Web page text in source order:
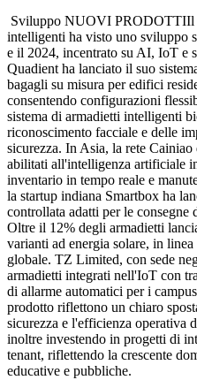
Sviluppo NUOVI PRODOTTIIl
intelligenti ha visto uno sviluppo
e il 2024, incentrato su AI, IoT e
Quadient ha lanciato il suo
bagagli su misura per edifici
consentendo configurazioni
sistema di armadietti intelligenti
riconoscimento facciale e delle
sicurezza. In Asia, la rete
abilitati all'intelligenza artificiale
inventario in tempo reale e
la startup indiana Smartbox ha
controllata adatti per le
Oltre il 12% degli armadietti
varianti ad energia solare, in
globale. TZ Limited, con sede
armadietti integrati nell'IoT con
di allarme automatici per i
prodotto riflettono un chiaro
sicurezza e l'efficienza operativa
inoltre investendo in progetti di
tenant, riflettendo la crescente
educative e pubbliche.